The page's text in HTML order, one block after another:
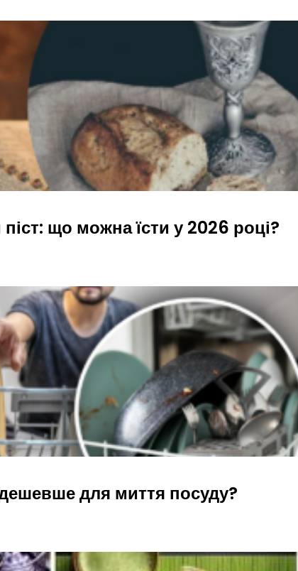
що можна їсти у 2026 році?
для миття посуду?